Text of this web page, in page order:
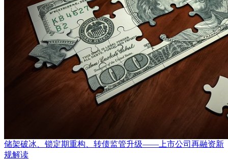
储架破冰、锁定期重构、转债监管升级——上市公司再融资新
规解读